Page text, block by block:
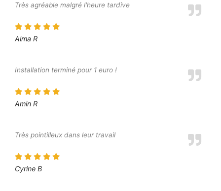
Très agréable malgré l'heure tardive
Alma R
Installation terminé pour 1 euro !
Amin R
Très pointilleux dans leur travail
Cyrine B